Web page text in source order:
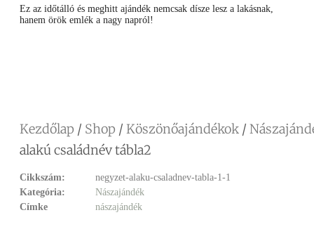
Ez az időtálló és meghitt ajándék nemcsak dísze lesz a lakásnak,
hanem örök emlék a nagy napról!
Kezdőlap / Shop / Köszönőajándékok /
alakú családnév tábla2
Cikkszám:
negyzet-alaku-csaladnev-tabla-1-1
Kategória:
Nászajándék
Címke
nászajándék